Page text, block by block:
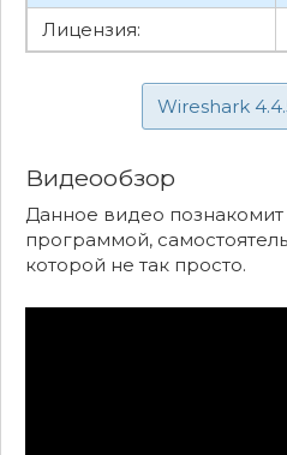
Лицензия:
Wireshark
Видеообзор
Данное видео познакомит
программой,
которой не так просто.